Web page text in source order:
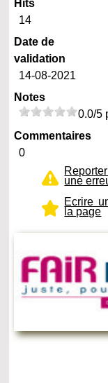
Hits
14
Date de
validation
14-08-2021
Notes
0.0/5
Commentaires
0
une
Ecrire
la page